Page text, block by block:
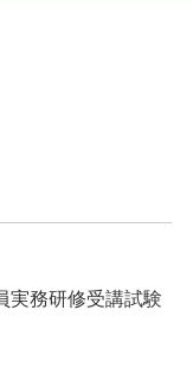
実務研修受講試験